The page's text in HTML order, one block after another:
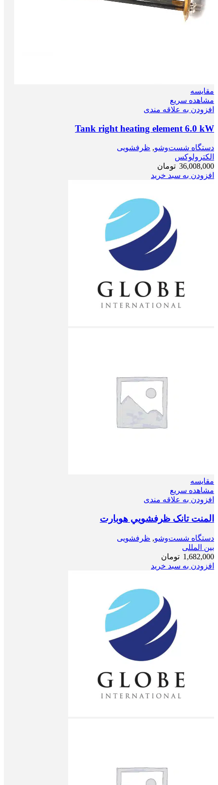
مقایسه
مشاهده سریع
افزودن به علاقه مندی
Tank right heating element 6.0 kW
دستگاه شست‌و‌شو, ظرفشویی
الکترولوکس
36,008,000 تومان
افزودن به سبد خرید
مقایسه
مشاهده سریع
افزودن به علاقه مندی
المنت تانک ظرفشويي هوبارت
دستگاه شست‌و‌شو, ظرفشویی
بین المللی
1,682,000 تومان
افزودن به سبد خرید